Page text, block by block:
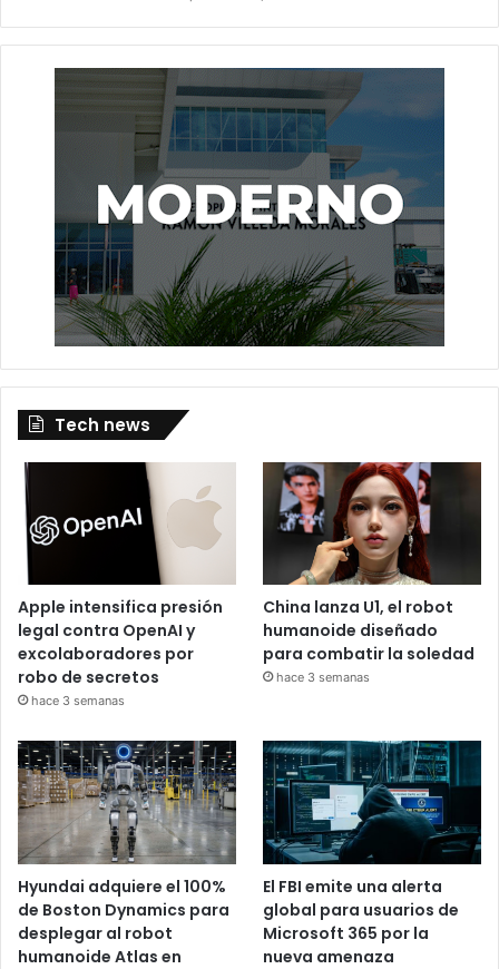
Tech news
Apple intensifica presión
legal contra OpenAI y
excolaboradores por
robo de secretos
hace 3 semanas
China lanza U1, el robot
humanoide diseñado
para combatir la soledad
hace 3 semanas
Hyundai adquiere el 100%
de Boston Dynamics para
desplegar al robot
humanoide Atlas en
El FBI emite una alerta
global para usuarios de
Microsoft 365 por la
nueva amenaza